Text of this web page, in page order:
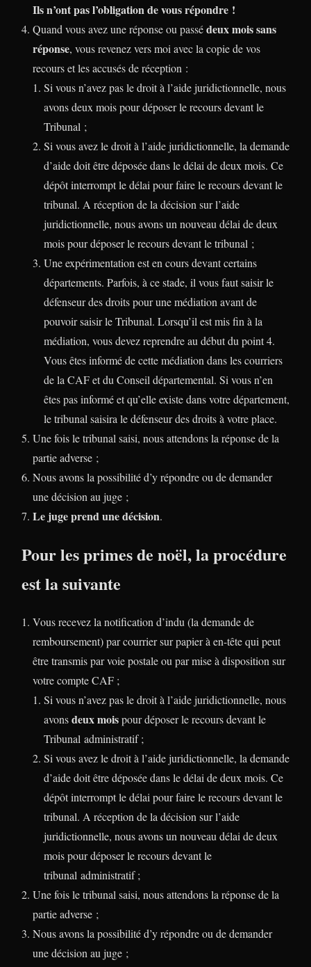
Ils n’ont pas l’obligation de vous répondre !
Quand vous avez une réponse ou passédeux mois sans
réponse, vous revenez vers moi avec la copie de vos
recours et les accusés de réception :
Si vous n’avez pas le droit à l’aide juridictionnelle, nous
avons deux mois pour déposer le recours devant le
Tribunal ;
Si vous avez le droit à l’aide juridictionnelle, la demande
d’aide doit être déposée dans le délai de deux mois. Ce
dépôt interrompt le délai pour faire le recours devant le
tribunal. A réception de la décision sur l’aide
juridictionnelle, nous avons un nouveau délai de deux
mois pour déposer le recours devant le tribunal ;
Une expérimentation est en cours devant certains
départements. Parfois, à ce stade, il vous faut saisir le
défenseur des droits pour une médiation avant de
pouvoir saisir le Tribunal. Lorsqu’il est mis fin à la
médiation, vous devez reprendre au début du point 4.
Vous êtes informé de cette médiation dans les courriers
de la CAF et du Conseil départemental. Si vous n’en
êtes pas informé et qu’elle existe dans votre département,
le tribunal saisira le défenseur des droits à votre place.
Une fois le tribunal saisi, nous attendons la réponse de la
partie adverse ;
Nous avons la possibilité d’y répondre ou de demander
une décision au juge ;
Le juge prend une décision.
Pour les primes de noël, la procédure
est la suivante
Vous recevez la notification d’indu (la demande de
remboursement) par courrier sur papier à en-tête qui peut
être transmis par voie postale ou par mise à disposition sur
votre compte CAF ;
Si vous n’avez pas le droit à l’aide juridictionnelle, nous
avonsdeux moispour déposer le recours devant le
Tribunal administratif ;
Si vous avez le droit à l’aide juridictionnelle, la demande
d’aide doit être déposée dans le délai de deux mois. Ce
dépôt interrompt le délai pour faire le recours devant le
tribunal. A réception de la décision sur l’aide
juridictionnelle, nous avons un nouveau délai de deux
mois pour déposer le recours devant le
tribunal administratif ;
Une fois le tribunal saisi, nous attendons la réponse de la
partie adverse ;
Nous avons la possibilité d’y répondre ou de demander
une décision au juge ;